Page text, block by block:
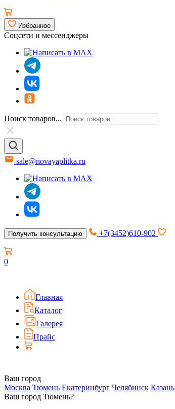
Избранное
Соцсети и мессенджеры
Поиск товаров...
sale@novayaplitka.ru
Получить консультацию +7(3452)610-902
0
Главная
Каталог
Галерея
Прайс
Ваш город
Москва Тюмень Екатеринбург Челябинск Казань
Ваш город Тюмень?